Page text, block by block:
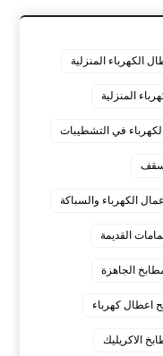
الكهرباء المنزلية
المنزلية
في التشطيبات
اعمال الكهرباء والسباكة
القديمة
الجاهزة
اعطال كهرباء
الاكريليك